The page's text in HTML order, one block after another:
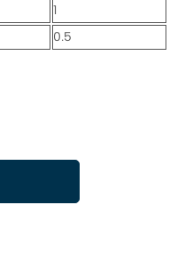
1
0.5